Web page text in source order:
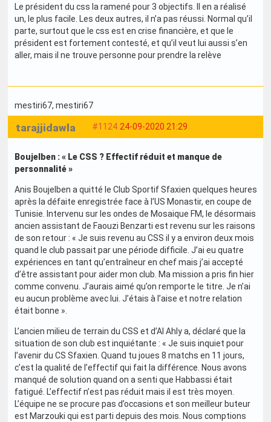
Le président du css la ramené pour 3 objectifs. Il en a réalisé
un, le plus facile. Les deux autres, il n’a pas réussi. Normal qu’il
parte, surtout que le css est en crise financière, et que le
président est fortement contesté, et qu’il veut lui aussi s’en
aller, mais il ne trouve personne pour prendre la relève
mestiri67, mestiri67
#1124 24-09-2020 21:29
tarajjidawla
Boujelben : « Le CSS ? Effectif réduit et manque de
personnalité »
Anis Boujelben a quitté le Club Sportif Sfaxien quelques heures
après la défaite enregistrée face à l’US Monastir, en coupe de
Tunisie. Intervenu sur les ondes de Mosaique FM, le désormais
ancien assistant de Faouzi Benzarti est revenu sur les raisons
de son retour : « Je suis revenu au CSS il y a environ deux mois
quand le club passait par une période difficile. J’ai eu quatre
expériences en tant qu’entraîneur en chef mais j’ai accepté
d’être assistant pour aider mon club. Ma mission a pris fin hier
comme convenu. J’aurais aimé qu’on remporte le titre. Je n’ai
eu aucun problème avec lui. J’étais à l’aise et notre relation
était bonne ».
L’ancien milieu de terrain du CSS et d’Al Ahly a, déclaré que la
situation de son club est inquiétante : « Je suis inquiet pour
l’avenir du CS Sfaxien. Quand tu joues 8 matchs en 11 jours,
c’est la qualité de l’effectif qui fait la différence. Nous avons
manqué de solution quand on a senti que Habbassi était
fatigué. L’effectif n’est pas réduit mais il est très moyen.
L’équipe ne se procure pas d’occasions et son meilleur buteur
est Marzouki qui est parti depuis des mois. Nous comptions